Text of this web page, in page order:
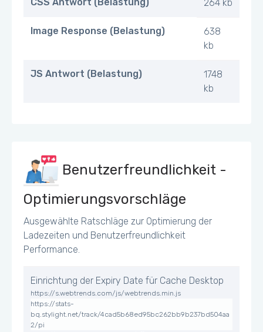
264 kb
Image Response (Belastung)
638
kb
JS Antwort (Belastung)
1748
kb
Benutzerfreundlichkeit -
Optimierungsvorschläge
Ausgewählte Ratschläge zur Optimierung der
Ladezeiten und Benutzerfreundlichkeit
Performance.
Einrichtung der Expiry Date für Cache Desktop
https://s.webtrends.com/js/webtrends.min.js
https://stats-
bq.stylight.net/track/4cad5b68ed95bc262bb9b237bd504aa
2/pi